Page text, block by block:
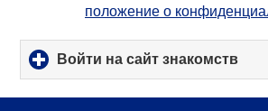
положение о
Войти на сайт знакомств
to